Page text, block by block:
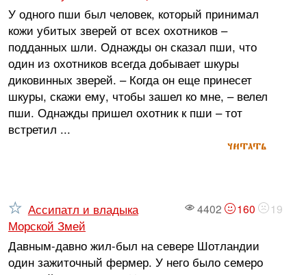
У одного пши был человек, который принимал
кожи убитых зверей от всех охотников –
подданных шли. Однажды он сказал пши, что
один из охотников всегда добывает шкуры
диковинных зверей. – Когда он еще принесет
шкуры, скажи ему, чтобы зашел ко мне, – велел
пши. Однажды пришел охотник к пши – тот
встретил ...
читать
4402 160 19
Ассипатл и владыка
Морской Змей
Давным-давно жил-был на севере Шотландии
один зажиточный фермер. У него было семеро